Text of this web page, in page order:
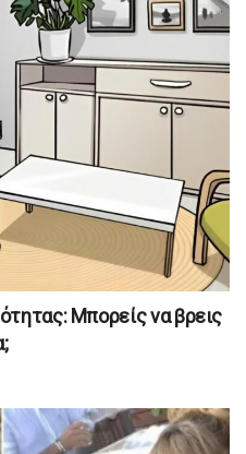
Μπορείς να βρεις